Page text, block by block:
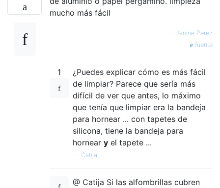
mucho más fácil
— Janine Perez
fuente
1
¿Puedes explicar cómo es más fácil
de limpiar? Parece que sería más
difícil de ver que antes, lo máximo
que tenía que limpiar era la bandeja
para hornear ... con tapetes de
silicona, tiene la bandeja para
hornear y el tapete ...
— Catija
@ Catija Si las alfombrillas cubren